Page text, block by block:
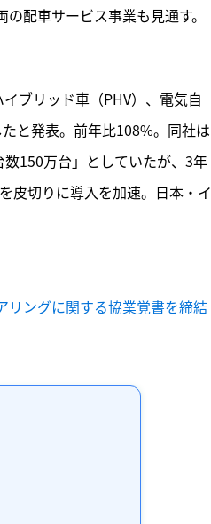
配車サービス事業も見通す。
ブリッド車（PHV）、電気自
と発表。前年比108%。同社は
150万台」としていたが、3年
皮切りに導入を加速。日本・イ
リングに関する協業覚書を締結